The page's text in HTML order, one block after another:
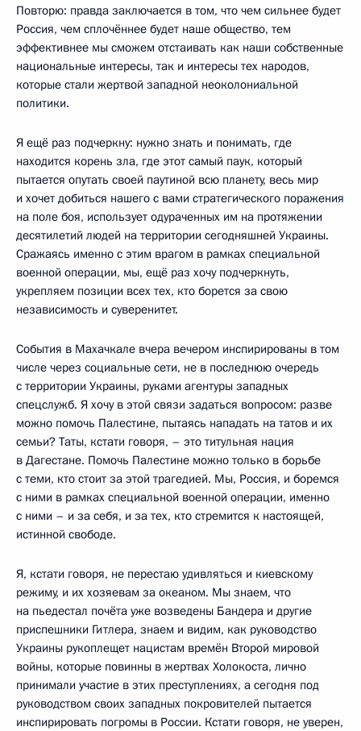
Повторю: правда заключается в том, что чем сильнее будет
Россия, чем сплочённее будет наше общество, тем
эффективнее мы сможем отстаивать как наши собственные
национальные интересы, так и интересы тех народов,
которые стали жертвой западной неоколониальной
политики.
Я ещё раз подчеркну: нужно знать и понимать, где
находится корень зла, где этот самый паук, который
пытается опутать своей паутиной всю планету, весь мир
и хочет добиться нашего с вами стратегического поражения
на поле боя, использует одураченных им на протяжении
десятилетий людей на территории сегодняшней Украины.
Сражаясь именно с этим врагом в рамках специальной
военной операции, мы, ещё раз хочу подчеркнуть,
укрепляем позиции всех тех, кто борется за свою
независимость и суверенитет.
События в Махачкале вчера вечером инспирированы в том
числе через социальные сети, не в последнюю очередь
с территории Украины, руками агентуры западных
спецслужб. Я хочу в этой связи задаться вопросом: разве
можно помочь Палестине, пытаясь нападать на татов и их
семьи? Таты, кстати говоря, – это титульная нация
в Дагестане. Помочь Палестине можно только в борьбе
с теми, кто стоит за этой трагедией. Мы, Россия, и боремся
с ними в рамках специальной военной операции, именно
с ними – и за себя, и за тех, кто стремится к настоящей,
истинной свободе.
Я, кстати говоря, не перестаю удивляться и киевскому
режиму, и их хозяевам за океаном. Мы знаем, что
на пьедестал почёта уже возведены Бандера и другие
приспешники Гитлера, знаем и видим, как руководство
Украины рукоплещет нацистам времён Второй мировой
войны, которые повинны в жертвах Холокоста, лично
принимали участие в этих преступлениях, а сегодня под
руководством своих западных покровителей пытается
инспирировать погромы в России. Кстати говоря, не уверен,